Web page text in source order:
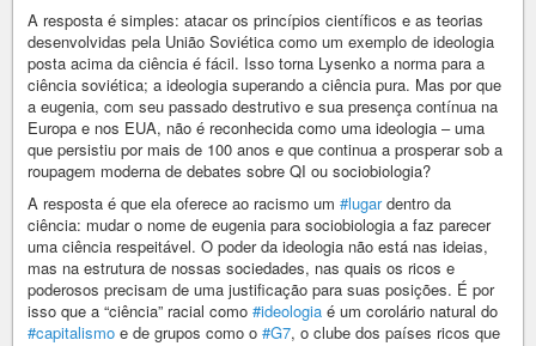
A resposta é simples: atacar os princípios científicos e as teorias
desenvolvidas pela União Soviética como um exemplo de ideologia
posta acima da ciência é fácil. Isso torna Lysenko a norma para a
ciência soviética; a ideologia superando a ciência pura. Mas por que
a eugenia, com seu passado destrutivo e sua presença contínua na
Europa e nos EUA, não é reconhecida como uma ideologia – uma
que persistiu por mais de 100 anos e que continua a prosperar sob a
roupagem moderna de debates sobre QI ou sociobiologia?
A resposta é que ela oferece ao racismo um #lugardentro da
ciência: mudar o nome de eugenia para sociobiologia a faz parecer
uma ciência respeitável. O poder da ideologia não está nas ideias,
mas na estrutura de nossas sociedades, nas quais os ricos e
poderosos precisam de uma justificação para suas posições. É por
isso que a “ciência” racial como #ideologia é um corolário natural do
#capitalismo e de grupos como o #G7, o clube dos países ricos que